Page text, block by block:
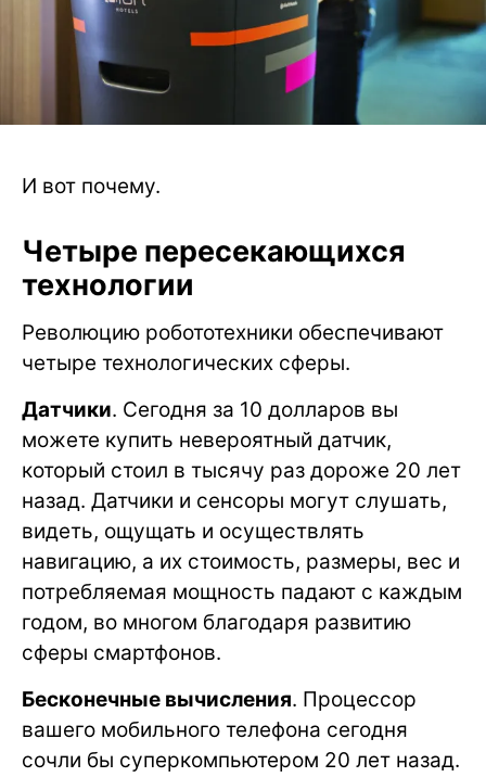
И вот почему.
Четыре пересекающихся
технологии
Революцию робототехники обеспечивают
четыре технологических сферы.
Датчики. Сегодня за 10 долларов вы
можете купить невероятный датчик,
который стоил в тысячу раз дороже 20 лет
назад. Датчики и сенсоры могут слушать,
видеть, ощущать и осуществлять
навигацию, а их стоимость, размеры, вес и
потребляемая мощность падают с каждым
годом, во многом благодаря развитию
сферы смартфонов.
Бесконечные вычисления. Процессор
вашего мобильного телефона сегодня
сочли бы суперкомпьютером 20 лет назад.